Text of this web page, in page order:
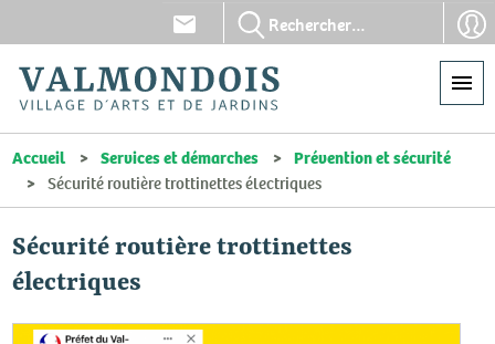
Aller
au
contenu
principal
En-
tête
-
Communication
En-
tête
-
Accueil Services et démarches Prévention et sécurité
Sécurité routière trottinettes électriques
Sécurité routière trottinettes
électriques